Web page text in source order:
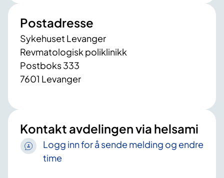
Postadresse
Sykehuset Levanger
Revmatologisk poliklinikk
Postboks 333
7601 Levanger
Kontakt avdelingen via helsami
Logg inn for å sende melding og endre
time